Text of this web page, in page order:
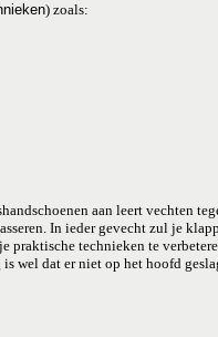
) zoals:
aan leert vechten
In ieder gevecht zul je
praktische technieken te
wel dat er niet op het hoofd